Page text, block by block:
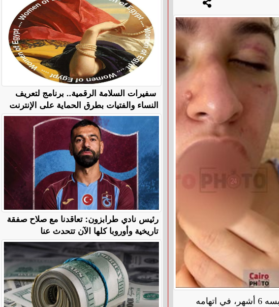
على حكم حبسه 6 أشهر، في اتهامه
سفيرات السلامة الرقمية.. برنامج لتعريف
النساء والفتيات بطرق الحماية على الإنترنت
رئيس نادي طرابزون: تعاقدنا مع صلاح صفقة
تاريخية وأوروبا كلها الآن تتحدث عنا